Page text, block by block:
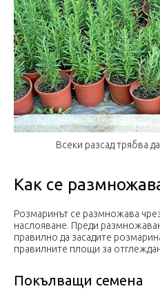
Всеки разсад трябва
Как се
Розмаринът се размножава
наслояване. Преди
правилно да засадите
правилните площи за
Покълващи семена